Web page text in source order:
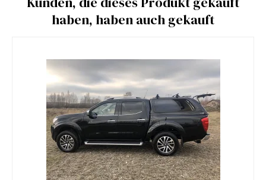
haben, haben auch gekauft